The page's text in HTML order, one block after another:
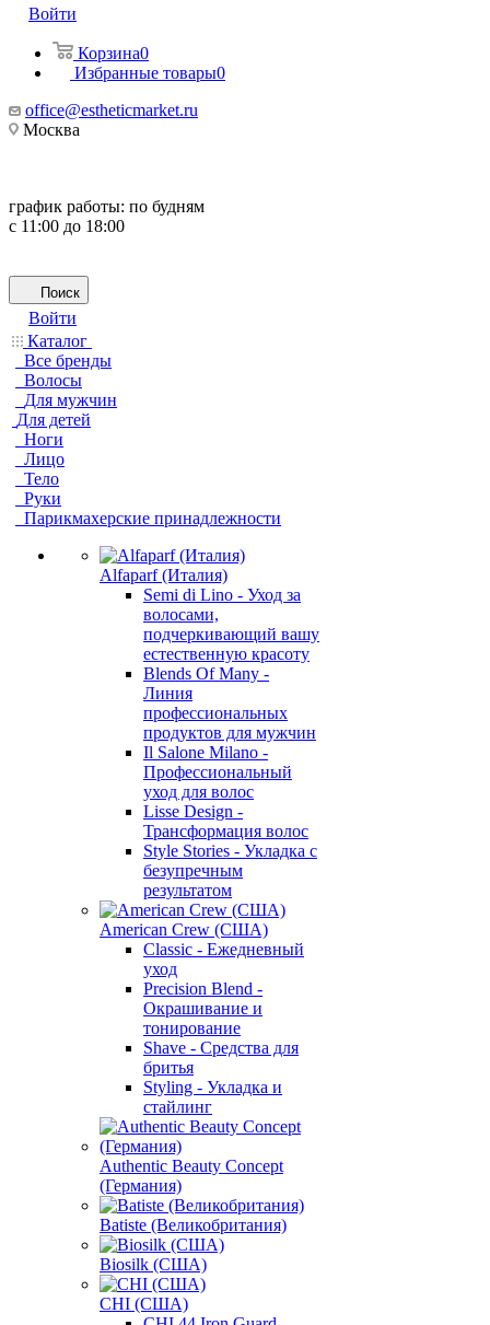
Войти
Корзина0
Избранные товары0
office@estheticmarket.ru
Москва
график работы: по будням
с 11:00 до 18:00
Поиск
Войти
Каталог
Все бренды
Волосы
Для мужчин
Для детей
Ноги
Лицо
Тело
Руки
Парикмахерские принадлежности
Alfaparf (Италия)
Semi di Lino - Уход за
волосами,
подчеркивающий вашу
естественную красоту
Blends Of Many -
Линия
профессиональных
продуктов для мужчин
Il Salone Milano -
Профессиональный
уход для волос
Lisse Design -
Трансформация волос
Style Stories - Укладка с
безупречным
результатом
American Crew (США)
Classic - Ежедневный
уход
Precision Blend -
Окрашивание и
тонирование
Shave - Средства для
бритья
Styling - Укладка и
стайлинг
Authentic Beauty Concept
(Германия)
Batiste (Великобритания)
Biosilk (США)
CHI (США)